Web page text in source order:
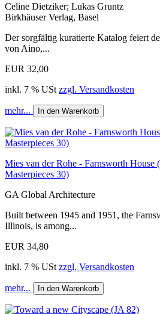
Celine Dietziker; Lukas Gruntz
Birkhäuser Verlag, Basel
Der sorgfältig kuratierte Katalog feiert
von Aino,...
EUR 32,00
inkl. 7 % USt zzgl. Versandkosten
mehr... In den Warenkorb
Mies van der Rohe - Farnsworth House
Masterpieces 30)
GA Global Architecture
Built between 1945 and 1951, the
Illinois, is among...
EUR 34,80
inkl. 7 % USt zzgl. Versandkosten
mehr... In den Warenkorb